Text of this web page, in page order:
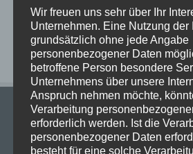
Wir freuen uns sehr über Ihr
Unternehmen. Eine Nutzung der
grundsätzlich ohne jede Angabe
personenbezogener Daten
betroffene Person besondere
Unternehmens über unsere
Anspruch nehmen möchte,
Verarbeitung
erforderlich werden. Ist die
personenbezogener Daten
besteht für eine solche